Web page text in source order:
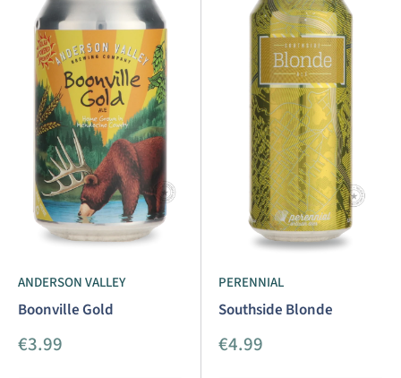
ANDERSON VALLEY
Boonville Gold
Aanbiedingsprijs
€3.99
PERENNIAL
Southside Blonde
Aanbiedingsprijs
€4.99